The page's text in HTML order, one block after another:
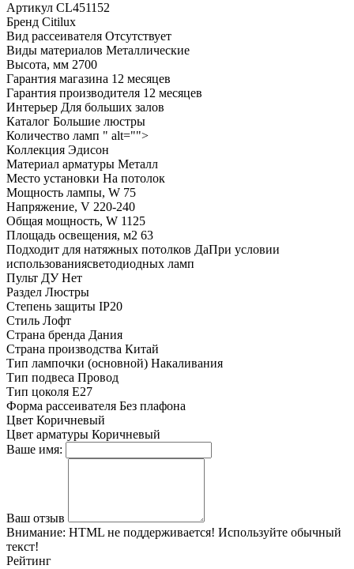
Артикул CL451152
Бренд Citilux
Вид рассеивателя Отсутствует
Виды материалов Металлические
Высота, мм 2700
Гарантия магазина 12 месяцев
Гарантия производителя 12 месяцев
Интерьер Для больших залов
Каталог Большие люстры
Количество ламп " alt="">
Коллекция Эдисон
Материал арматуры Металл
Место установки На потолок
Мощность лампы, W 75
Напряжение, V 220-240
Общая мощность, W 1125
Площадь освещения, м2 63
Подходит для натяжных потолков ДаПри условии
использованиясветодиодных ламп
Пульт ДУ Нет
Раздел Люстры
Степень защиты IP20
Стиль Лофт
Страна бренда Дания
Страна производства Китай
Тип лампочки (основной) Накаливания
Тип подвеса Провод
Тип цоколя E27
Форма рассеивателя Без плафона
Цвет Коричневый
Цвет арматуры Коричневый
Ваше имя:
Ваш отзыв
Внимание: HTML не поддерживается! Используйте обычный
текст!
Рейтинг